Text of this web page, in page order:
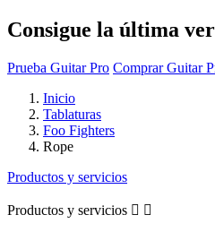
Consigue la última
Prueba Guitar Pro Comprar Guitar
Inicio
Tablaturas
Foo Fighters
Rope
Productos y servicios
Productos y servicios  